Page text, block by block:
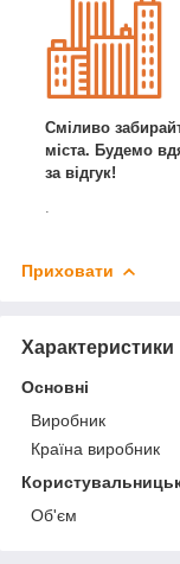
Сміливо
міста. Будемо
за відгук!
Приховати
Характеристики
Основні
Виробник
Країна виробник
Об'єм